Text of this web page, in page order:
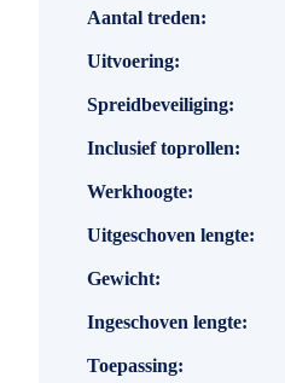
Specificaties
Aantal treden
Uitvoering
Spreidbeveiliging
Inclusief toprollen
Werkhoogte
Uitgeschoven lengte
Gewicht
Ingeschoven lengte
Toepassing